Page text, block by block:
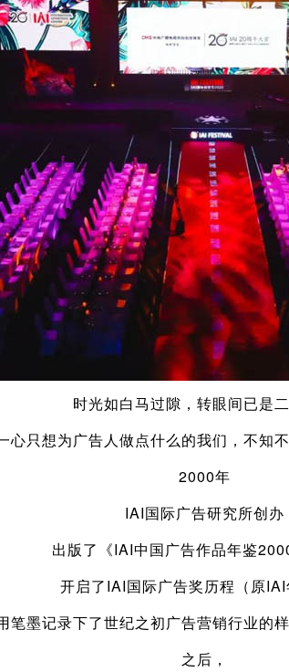
时光如白马过隙，转眼间已是二
心只想为广告人做点什么的我们，不知
2000年
IAI国际广告研究所创办
出版了《IAI中国广告作品年鉴
开启了IAI国际广告奖历程（原IAI
笔墨记录下了世纪之初广告营销行业的样
之后，